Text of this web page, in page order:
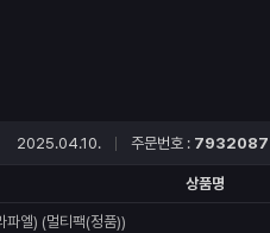
2025.04.10. 주문번호 : 7932087
상품명
엘) (멀티팩(정품))